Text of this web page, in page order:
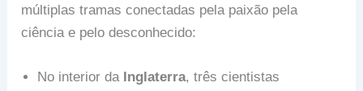
múltiplas tramas conectadas pela paixão pela
ciência e pelo desconhecido:
No interior da Inglaterra, três cientistas